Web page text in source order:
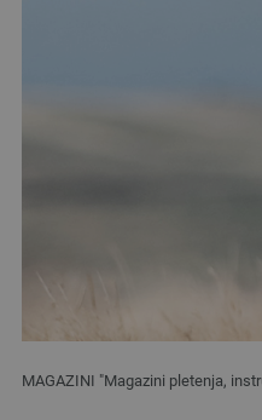
MAGAZINI "Magazini pletenja,